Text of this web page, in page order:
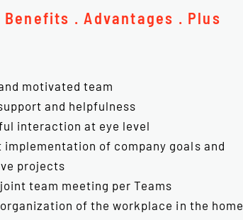
Benefits . Advantages . Plus
motivated team
and helpfulness
interaction at eye level
of company goals and
projects
team meeting per Teams
of the workplace in the home